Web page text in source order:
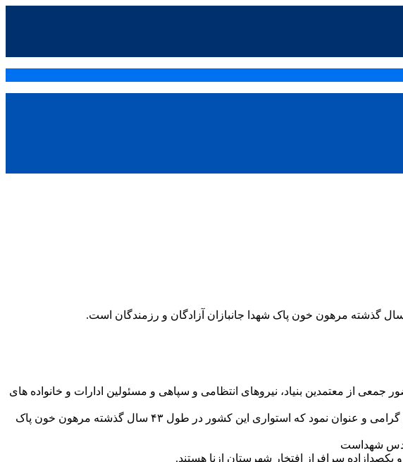
از معتمدین بنیاد، نیروهای انتظامی و سپاهی و مسئولین ادارات و خانواده های
حاج احمد لک ریس بنیاد شهید و امور ایثارگران شهرستان ازنا طی سخنانی سالروز تاسیس بنیاد شهید و روز ملی شهدا را گرامی و عنوان نمود که استواری این کشور در طول ۴۳ سال گذشته مرهون خون پاک
شهداست